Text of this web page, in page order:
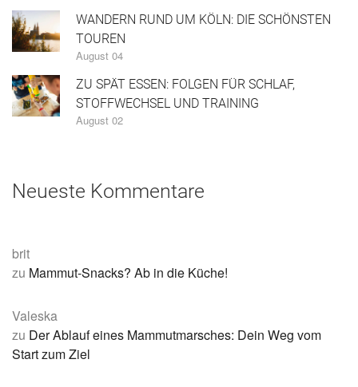
WANDERN RUND UM KÖLN: DIE SCHÖNSTEN
TOUREN
August 04
ZU SPÄT ESSEN: FOLGEN FÜR SCHLAF,
STOFFWECHSEL UND TRAINING
August 02
Neueste Kommentare
brit
zu Mammut-Snacks? Ab in die Küche!
Valeska
zu Der Ablauf eines Mammutmarsches: Dein Weg vom
Start zum Ziel